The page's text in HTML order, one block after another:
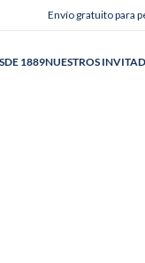
Envío gratuito para
1889NUESTROS